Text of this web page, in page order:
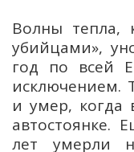
Волны тепла,
убийцами»,
год по всей
исключением.
и умер, когда
автостоянке.
лет умерли